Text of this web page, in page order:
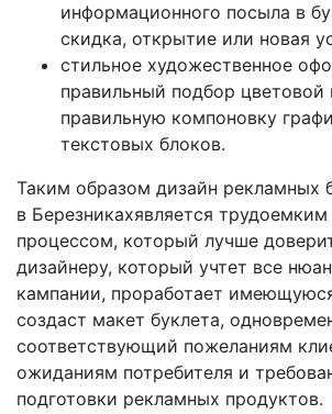
информационного посыла в
скидка, открытие или новая
стильное художественное
правильный подбор
правильную компоновку
текстовых блоков.
Таким образом дизайн рекламных
в Березникахявляется
процессом, который лучше
дизайнеру, который учтет все
кампании, проработает
создаст макет буклета,
соответствующий пожеланиям
ожиданиям потребителя и
подготовки рекламных продуктов.